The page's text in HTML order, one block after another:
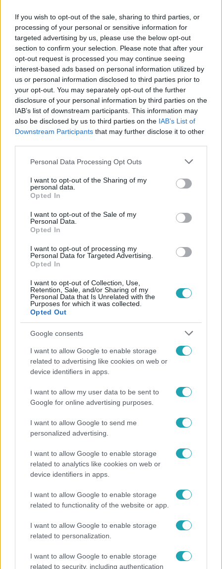
If you wish to opt-out of the sale, sharing to third parties, or
processing of your personal or sensitive information for
targeted advertising by us, please use the below opt-out
section to confirm your selection. Please note that after your
opt-out request is processed you may continue seeing
interest-based ads based on personal information utilized by
us or personal information disclosed to third parties prior to
your opt-out. You may separately opt-out of the further
disclosure of your personal information by third parties on the
IAB’s list of downstream participants. This information may
also be disclosed by us to third parties on the IAB’s List of
Downstream Participants that may further disclose it to other
Please note that this website/app uses one or more Google
not limited to your visit or usage behaviour. You may click to
grant or deny consent to Google and its third-party tags to
use your data for below specified purposes in below Google
consent section.
Personal Data Processing Opt Outs
I want to opt-out of the Sharing of my
personal data.
Opted In
I want to opt-out of the Sale of my
Personal Data.
Opted In
I want to opt-out of processing my
Personal Data for Targeted Advertising.
Opted In
I want to opt-out of Collection, Use,
Retention, Sale, and/or Sharing of my
Personal Data that Is Unrelated with the
Purposes for which it was collected.
Opted Out
Google consents
I want to allow Google to enable storage
related to advertising like cookies on web or
device identifiers in apps.
I want to allow my user data to be sent to
Google for online advertising purposes.
I want to allow Google to send me
personalized advertising.
I want to allow Google to enable storage
related to analytics like cookies on web or
device identifiers in apps.
I want to allow Google to enable storage
related to functionality of the website or app.
I want to allow Google to enable storage
related to personalization.
I want to allow Google to enable storage
related to security, including authentication
Facebookon is!
Követem
BELFÖLD #MÉDIA #SAJTÓ # VASZILY MIKLÓS
Népszerű
Gyakori tévhit dől meg a ventilátorról – így
érdemes használni a fizikus szerint
Hullócsillagok idején ez vár rád a csillagjegyed